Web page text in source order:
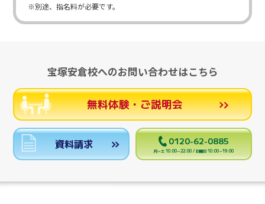
※別途、指名料が必要です。
宝塚安倉校へのお問い合わせはこちら
無料体験・ご説明会
資料請求 0120-62-0885
月～土 10:00～22:00 / 日曜日 10:00～19:00